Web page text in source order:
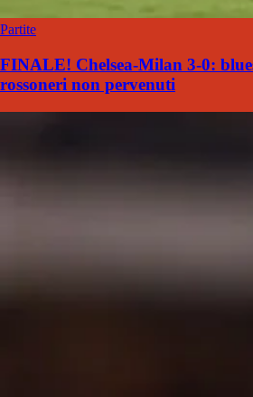
Partite
FINALE! Chelsea-Milan 3-0:
rossoneri non pervenuti